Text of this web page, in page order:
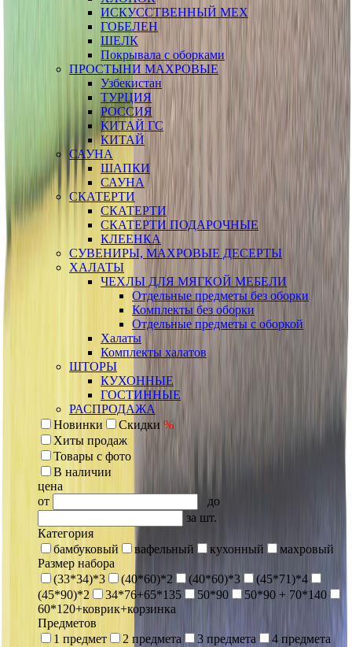
ИСКУССТВЕННЫЙ МЕХ
ГОБЕЛЕН
ШЕЛК
Покрывала с оборками
ПРОСТЫНИ МАХРОВЫЕ
Узбекистан
ТУРЦИЯ
РОССИЯ
КИТАЙ ГС
КИТАЙ
САУНА
ШАПКИ
САУНА
СКАТЕРТИ
СКАТЕРТИ
СКАТЕРТИ ПОДАРОЧНЫЕ
КЛЕЕНКА
СУВЕНИРЫ, МАХРОВЫЕ ДЕСЕРТЫ
ХАЛАТЫ
ЧЕХЛЫ ДЛЯ МЯГКОЙ МЕБЕЛИ
Отдельные предметы без оборки
Комплекты без оборки
Отдельные предметы с оборкой
Халаты
Комплекты халатов
ШТОРЫ
КУХОННЫЕ
ГОСТИННЫЕ
РАСПРОДАЖА
Новинки
Скидки %
Хиты продаж
Товары с фото
В наличии
цена
от
до
за шт.
Категория
бамбуковый
вафельный кухонный
махровый
Размер набора
(33*34)*3
(40*60)*2 (40*60)*3
(45*71)*4
(45*90)*2
34*76+65*135 50*90
50*90 + 70*140
60*120+коврик+корзинка
Предметов
1 предмет
2 предмета 3 предмета
4 предмета